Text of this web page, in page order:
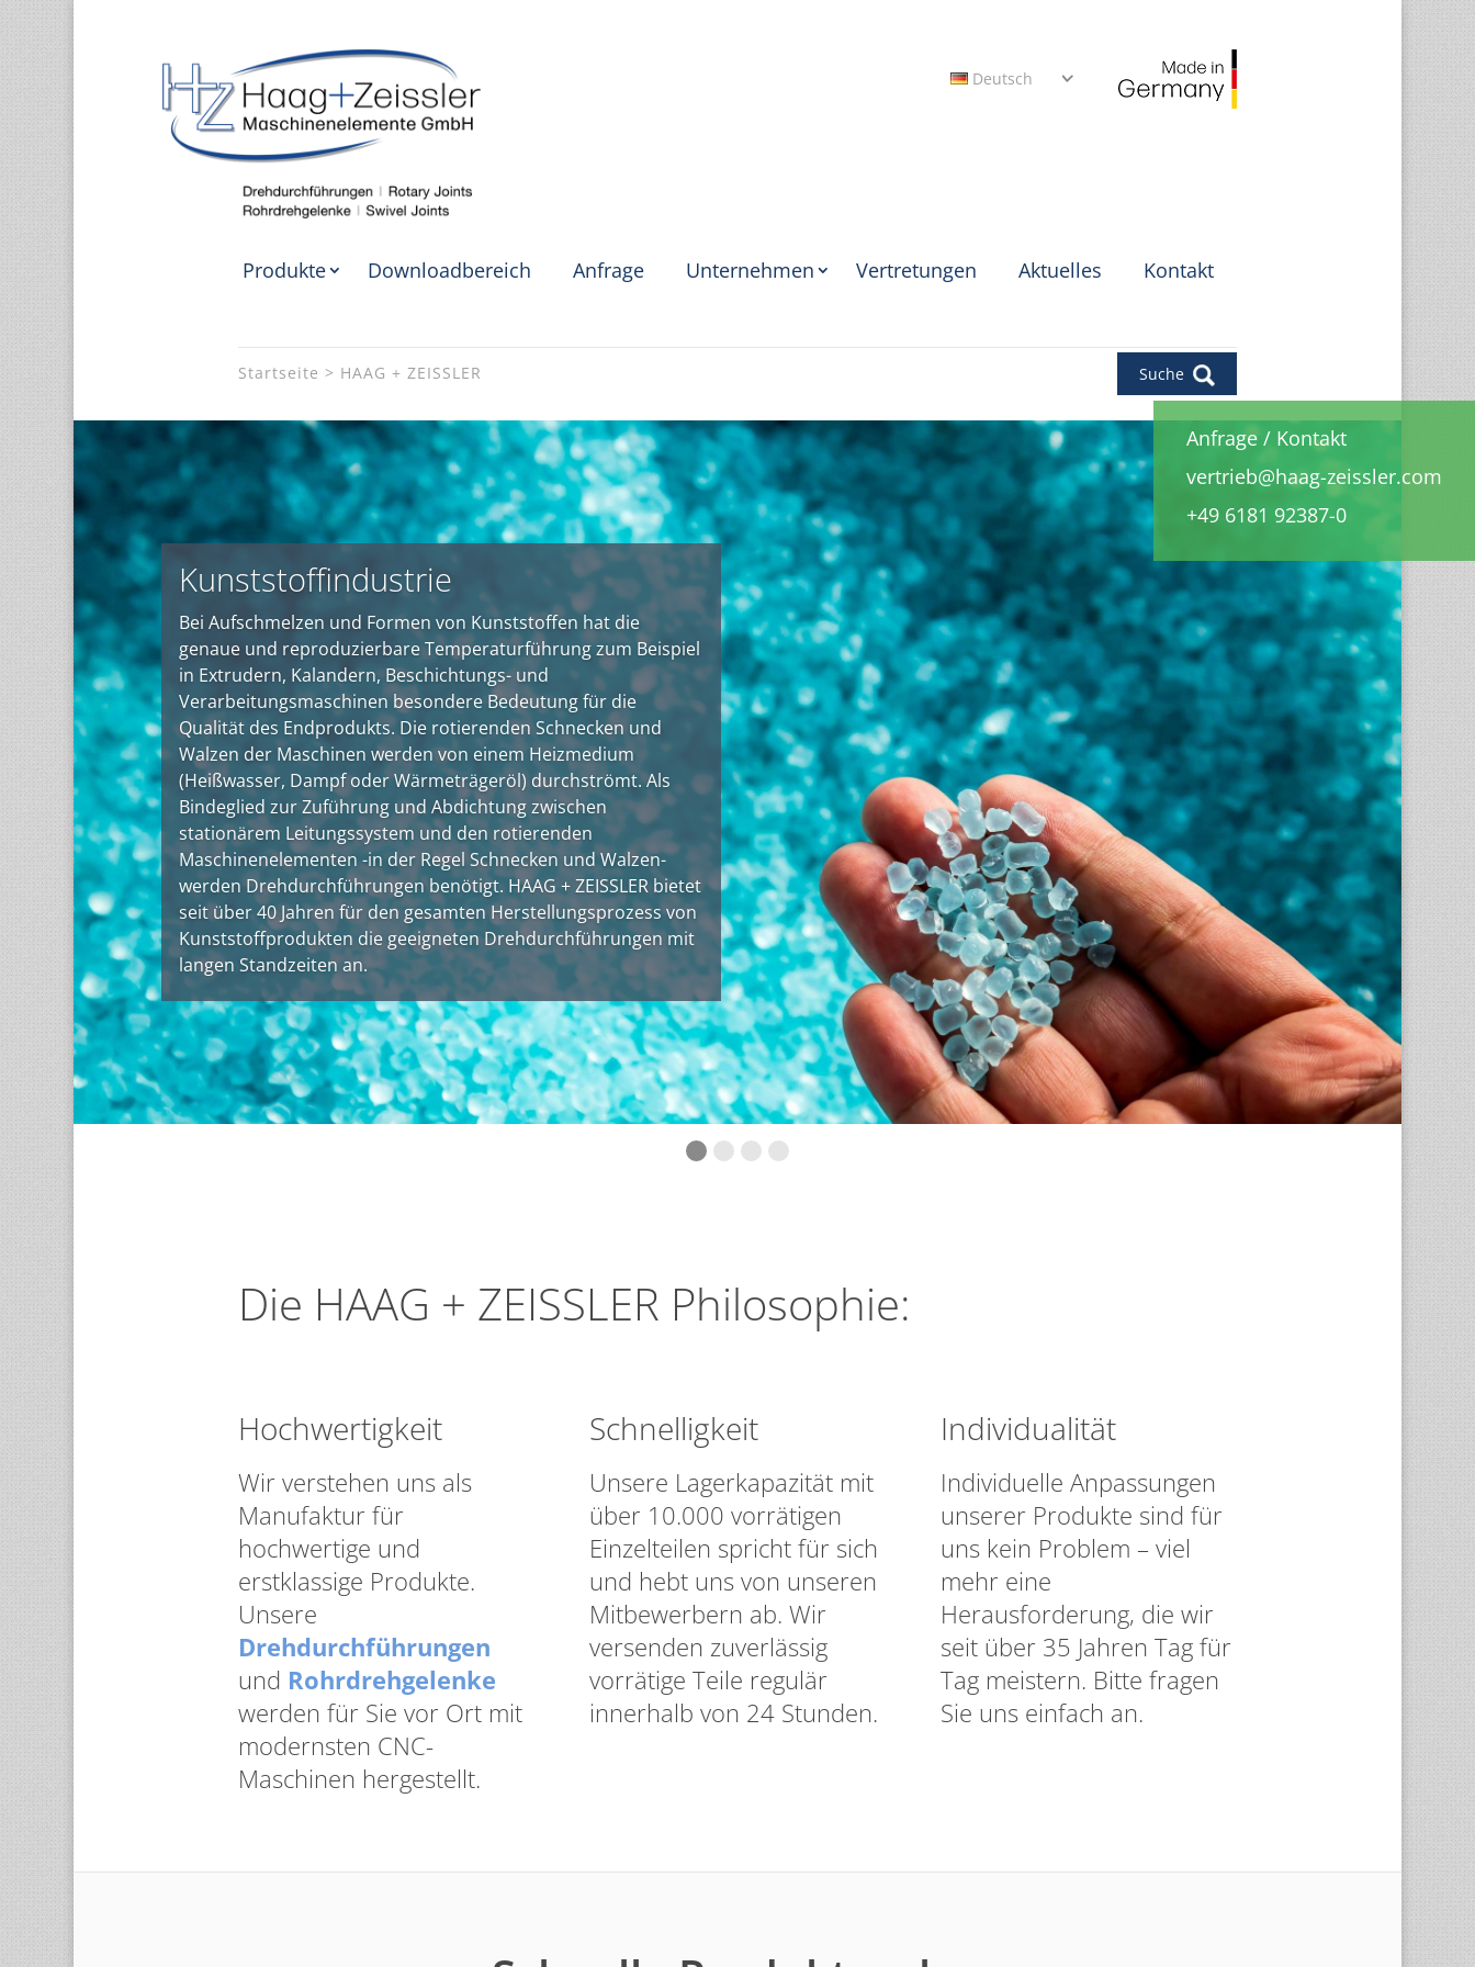
Deutsch
Produkte Downloadbereich Anfrage Unternehmen Vertretungen Aktuelles Kontakt
Startseite HAAG + ZEISSLER Suche
Kunststoffindustrie
Bei Aufschmelzen und Formen von Kunststoffen hat die
genaue und reproduzierbare Temperaturführung zum Beispiel
in Extrudern, Kalandern, Beschichtungs- und
Verarbeitungsmaschinen besondere Bedeutung für die
Qualität des Endprodukts. Die rotierenden Schnecken und
Walzen der Maschinen werden von einem Heizmedium
(Heißwasser, Dampf oder Wärmeträgeröl) durchströmt. Als
Bindeglied zur Zuführung und Abdichtung zwischen
stationärem Leitungssystem und den rotierenden
Maschinenelementen -in der Regel Schnecken und Walzen-
werden Drehdurchführungen benötigt. HAAG + ZEISSLER bietet
seit über 40 Jahren für den gesamten Herstellungsprozess von
Kunststoffprodukten die geeigneten Drehdurchführungen mit
langen Standzeiten an.
Die HAAG + ZEISSLER Philosophie:
Hochwertigkeit
Wir verstehen uns als
Manufaktur für
hochwertige und
erstklassige Produkte.
Unsere
Drehdurchführungen
und Rohrdrehgelenke
werden für Sie vor Ort mit
modernsten CNC-
Maschinen hergestellt.
Schnelligkeit
Unsere Lagerkapazität mit
über 10.000 vorrätigen
Einzelteilen spricht für sich
und hebt uns von unseren
Mitbewerbern ab. Wir
versenden zuverlässig
vorrätige Teile regulär
innerhalb von 24 Stunden.
Individualität
Individuelle Anpassungen
unserer Produkte sind für
uns kein Problem – viel
mehr eine
Herausforderung, die wir
seit über 35 Jahren Tag für
Tag meistern. Bitte fragen
Sie uns einfach an.
Anfrage / Kontakt
vertrieb@haag-zeissler.com
+49 6181 92387-0